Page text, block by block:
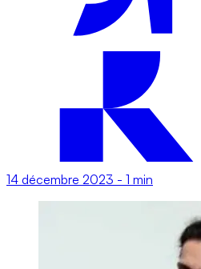
14 décembre 2023 - 1 min